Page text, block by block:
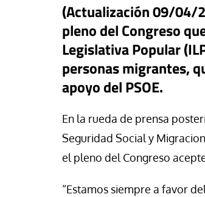
(Actualización 09/04/
pleno del Congreso
Legislativa Popular
personas migrantes,
apoyo del PSOE.
En la rueda de prensa
Seguridad Social y
el pleno del Congreso
“Estamos siempre a favor
de Migraciones pide una
urgente para más de
menores que permanecen
León